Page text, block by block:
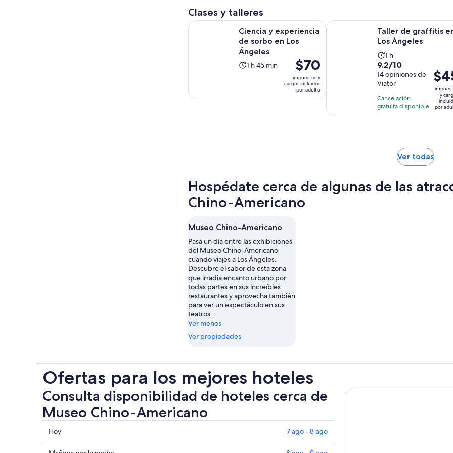
Clases y talleres
Ciencia y experiencia
de sorbo en Los
Ángeles
La
1
1 h 45 min
El
precio
es
de
$70
impuestos y
cargos incluidos
por adulto
Ciencia y experiencia de sorbo en Los Ángeles Se abrirá en una nueva
Taller de graffitis
Los Ángeles
La
actividad
dura
1
hora
1 h
9.2
de
10
con
14
opiniones
9.2/10
14 opiniones de
Viator
Cancelación
gratuita disponible
El
es
de
$45.
y
por
Taller de graffitis en Los Ángeles
Ver todasSe
una
Hospédate cerca de algunas de las
Chino-Americano
Museo Chino-Americano
Pasa un día entre las exhibiciones
del Museo Chino-Americano
cuando viajes a Los Ángeles.
Descubre el sabor de esta zona
que irradia encanto urbano por
todas partes en sus increíbles
restaurantes y aprovecha también
para ver un espectáculo en sus
teatros.
Ver menos
Ver propiedades
Ofertas para los mejores hoteles
Consulta disponibilidad de hoteles cerca de
Museo Chino-Americano
Consultar
los
Hoy 7 ago - 8 ago